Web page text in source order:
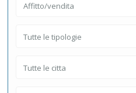
Affitto/vendita
Tutte le tipologie
Tutte le citta